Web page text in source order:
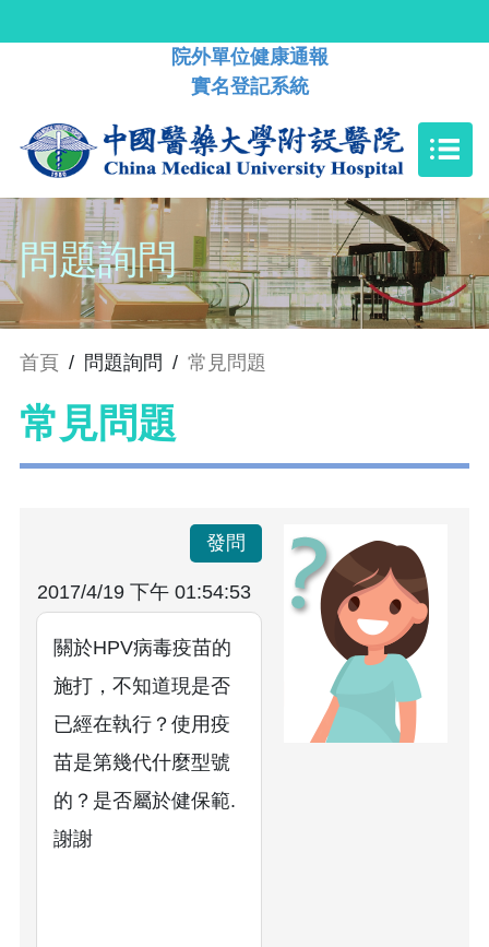
院外單位健康通報
實名登記系統
問題詢問
首頁 / 問題詢問 / 常見問題
常見問題
發問
2017/4/19 下午 01:54:53
關於HPV病毒疫苗的
施打，不知道現是否
已經在執行？使用疫
苗是第幾代什麼型號
的？是否屬於健保範.
謝謝